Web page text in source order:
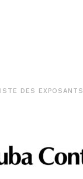
DES EXPOSANTS